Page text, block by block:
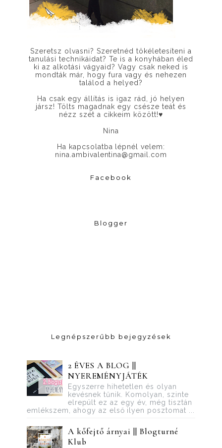
Szeretsz olvasni? Szeretnéd tökéletesíteni a
tanulási technikáidat? Te is a konyhában éled
ki az alkotási vágyaid? Vagy csak neked is
mondták már, hogy fura vagy és nehezen
találod a helyed?
Ha csak egy állítás is igaz rád, jó helyen
jársz! Tölts magadnak egy csésze teát és
nézz szét a cikkeim között!♥
Nina
Ha kapcsolatba lépnél velem:
nina.ambivalentina@gmail.com
Facebook
Blogger
Legnépszerűbb bejegyzések
2 ÉVES A BLOG ||
NYEREMÉNYJÁTÉK
Egyszerre hihetetlen és olyan
kevésnek tűnik. Komolyan, szinte
elrepült ez az egy év, még tisztán
emlékszem, ahogy az első ilyen posztomat ...
A kőfejtő árnyai || Blogturné
Klub